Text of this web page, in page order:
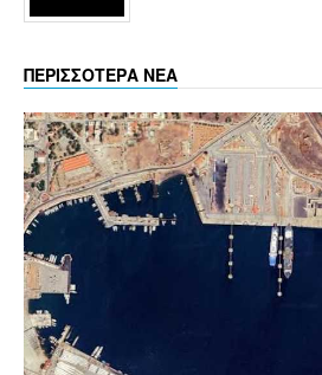
ΠΕΡΙΣΣΟΤΕΡΑ ΝΕΑ